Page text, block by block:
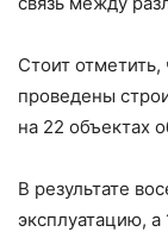
Стоит
проведены
на 22 объектах
В результате
эксплуатацию,